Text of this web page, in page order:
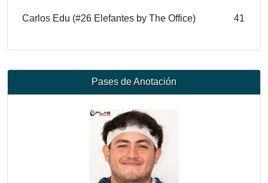
Carlos Edu (#26 Elefantes by The Office) 41
Pases de Anotación